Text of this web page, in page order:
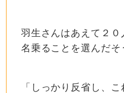
羽生さんはあえて２０
名乗ることを選んだそ
「しっかり反省し、